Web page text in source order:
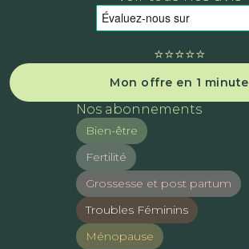
⭐️⭐️⭐️⭐️⭐️
Mon offre en 1 minute
Nos abonnements
Bien-être
Fertilité
Grossesse et post partum
Troubles Féminins
Ménopause